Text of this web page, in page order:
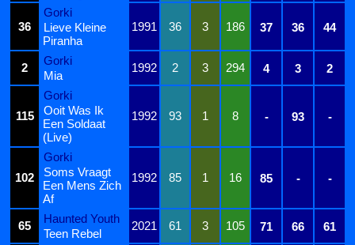
36
Gorki
1991
36 3 186 37 36 44
Lieve Kleine
Piranha
2
Gorki
1992 2 3 294 4 3 2
Mia
115
Gorki
1992
93 1 8 - 93 -
Ooit Was Ik
Een Soldaat
(Live)
102
Gorki
1992
85 1 16 85 - -
Soms Vraagt
Een Mens Zich
Af
65
Haunted Youth
2021 61 3 105 71 66 61
Teen Rebel